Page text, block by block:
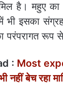
है। महुए का
इसका
परंपरागत रूप
: Most
नहीं बेच रहा